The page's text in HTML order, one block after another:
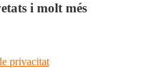
i molt més
privacitat